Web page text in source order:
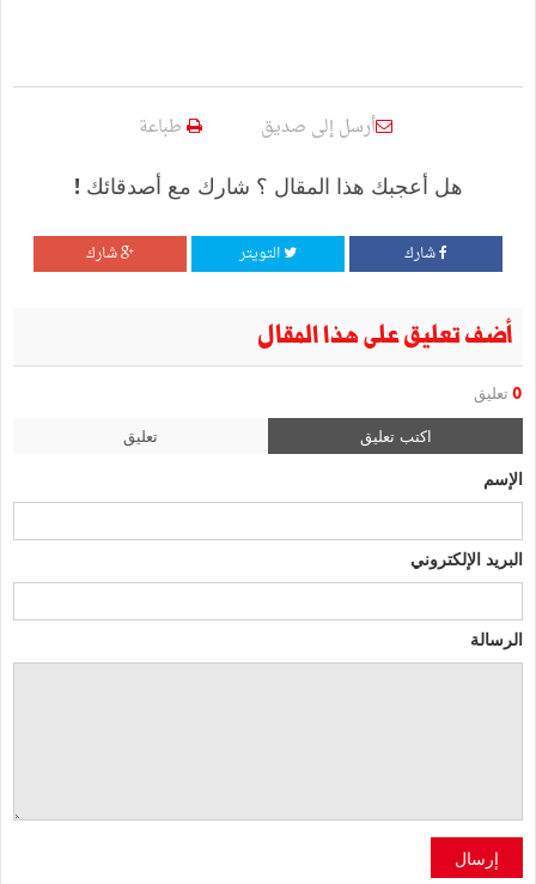
أرسل إلى صديق طباعة
هل أعجبك هذا المقال ؟ شارك مع أصدقائك !
شارك التويتر شارك
أضف تعليق على هذا المقال
0 تعليق
اكتب تعليق تعليق
الإسم
البريد الإلكتروني
الرسالة
إرسال